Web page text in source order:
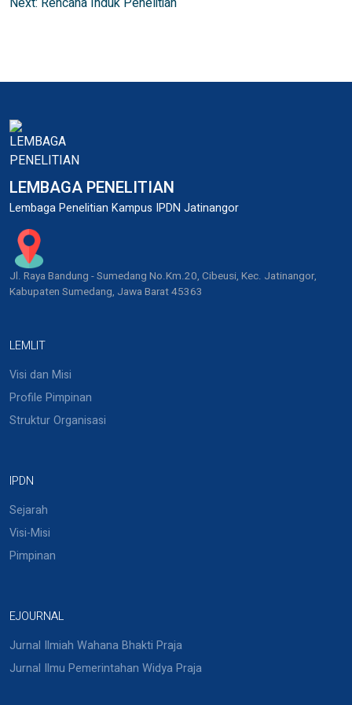
navigation
LEMBAGA PENELITIAN
Lembaga Penelitian Kampus IPDN Jatinangor
Jl. Raya Bandung - Sumedang No.Km.20, Cibeusi, Kec. Jatinangor,
Kabupaten Sumedang, Jawa Barat 45363
LEMLIT
Visi dan Misi
Profile Pimpinan
Struktur Organisasi
IPDN
Sejarah
Visi-Misi
Pimpinan
EJOURNAL
Jurnal Ilmiah Wahana Bhakti Praja
Jurnal Ilmu Pemerintahan Widya Praja